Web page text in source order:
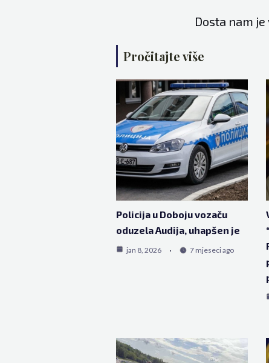
Dosta nam
Pročitajte više
Policija u Doboju vozaču
oduzela Audija, uhapšen je
jan 8, 2026 7 mjeseci ago